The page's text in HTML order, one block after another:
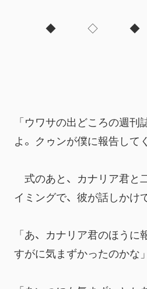
◆　　　◇　　　◆
「ウワサの出どころの週
よ。クゥンが僕に報告して
式のあと、カナリア君と
イミングで、彼が話しかけ
「あ、カナリア君のほうに
すがに気まずかったのかな」